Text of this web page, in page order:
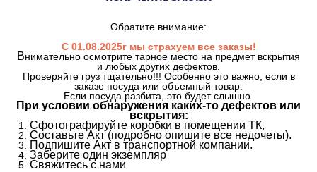
Обратите внимание:
С 01.08.2025г мы страхуем все заказы!
Внимательно осмотрите тарное место на предмет вскрытия
и любых других дефектов.
Проверяйте груз тщательно!!! Особенно это важно, если в
заказе посуда или объемный товар.
Если посуда разбита, это будет слышно.
При условии обнаружения каких-то дефектов или
вскрытия:
Сфотографируйте коробки в помещении ТК,
Составьте Акт (подробно опишите все недочеты).
Подпишите Акт в транспортной компании.
Заберите один экземпляр
Свяжитесь с нами